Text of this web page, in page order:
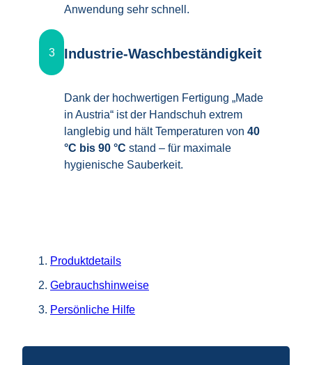
Anwendung sehr schnell.
3 Industrie-Waschbeständigkeit
Dank der hochwertigen Fertigung „Made
in Austria“ ist der Handschuh extrem
langlebig und hält Temperaturen von 40
°C bis 90 °C stand – für maximale
hygienische Sauberkeit.
Produktdetails
Gebrauchshinweise
Persönliche Hilfe